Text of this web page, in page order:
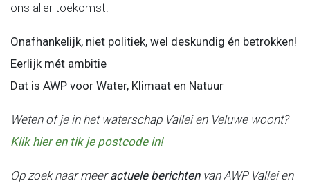
ons aller toekomst.
Onafhankelijk, niet politiek, wel deskundig én betrokken!
Eerlijk mét ambitie
Dat is AWP voor Water, Klimaat en Natuur
Weten of je in het waterschap Vallei en Veluwe woont?
Klik hier en tik je postcode in!
Op zoek naar meeractuele berichtenvan AWP Vallei en